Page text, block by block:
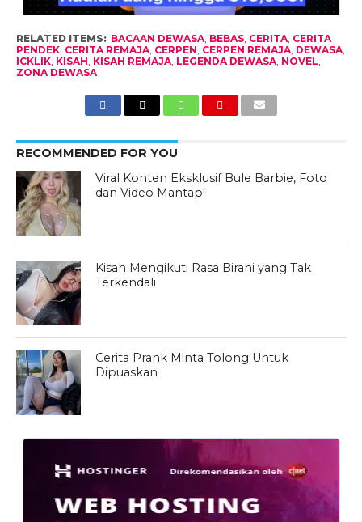
RELATED ITEMS: BACAAN DEWASA, BEBAS, CERITA, CERITA
PENDEK, CERITA REMAJA, CERPEN, CERPEN REMAJA, DEWASA,
ICKLIK, KISAH, KISAH REMAJA, LEGENDA DEWASA, NOVEL,
ZONA DEWASA
RECOMMENDED FOR YOU
Viral Konten Eksklusif Bule Barbie, Foto
dan Video Mantap!
Kisah Mengikuti Rasa Birahi yang Tak
Terkendali
Cerita Prank Minta Tolong Untuk
Dipuaskan